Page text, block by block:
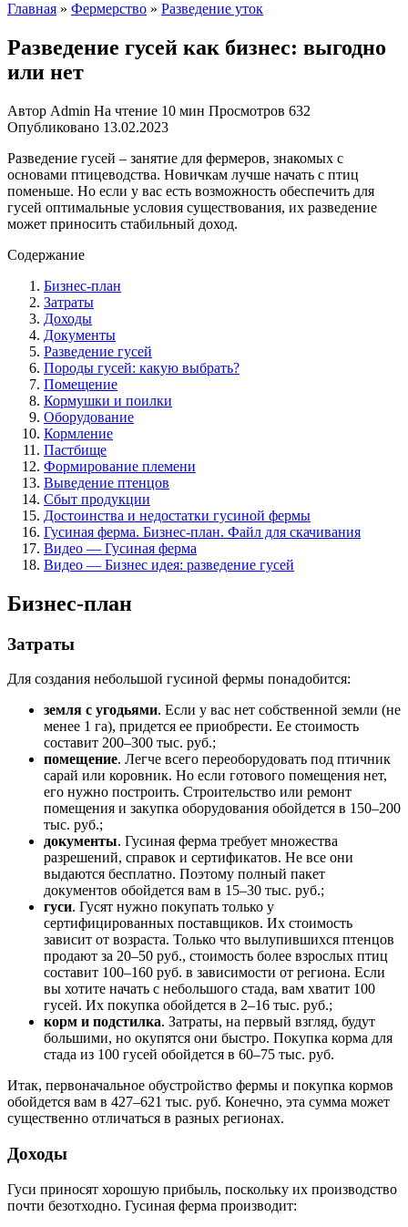
Главная » Фермерство » Разведение уток
Разведение гусей как бизнес: выгодно
или нет
Автор Admin На чтение 10 мин Просмотров 632
Опубликовано 13.02.2023
Разведение гусей – занятие для фермеров, знакомых с
основами птицеводства. Новичкам лучше начать с птиц
поменьше. Но если у вас есть возможность обеспечить для
гусей оптимальные условия существования, их разведение
может приносить стабильный доход.
Содержание
Бизнес-план
Затраты
Доходы
Документы
Разведение гусей
Породы гусей: какую выбрать?
Помещение
Кормушки и поилки
Оборудование
Кормление
Пастбище
Формирование племени
Выведение птенцов
Сбыт продукции
Достоинства и недостатки гусиной фермы
Гусиная ферма. Бизнес-план. Файл для скачивания
Видео — Гусиная ферма
Видео — Бизнес идея: разведение гусей
Бизнес-план
Затраты
Для создания небольшой гусиной фермы понадобится:
земля с угодьями. Если у вас нет собственной земли (не
менее 1 га), придется ее приобрести. Ее стоимость
составит 200–300 тыс. руб.;
помещение. Легче всего переоборудовать под птичник
сарай или коровник. Но если готового помещения нет,
его нужно построить. Строительство или ремонт
помещения и закупка оборудования обойдется в 150–200
тыс. руб.;
документы. Гусиная ферма требует множества
разрешений, справок и сертификатов. Не все они
выдаются бесплатно. Поэтому полный пакет
документов обойдется вам в 15–30 тыс. руб.;
гуси. Гусят нужно покупать только у
сертифицированных поставщиков. Их стоимость
зависит от возраста. Только что вылупившихся птенцов
продают за 20–50 руб., стоимость более взрослых птиц
составит 100–160 руб. в зависимости от региона. Если
вы хотите начать с небольшого стада, вам хватит 100
гусей. Их покупка обойдется в 2–16 тыс. руб.;
корм и подстилка. Затраты, на первый взгляд, будут
большими, но окупятся они быстро. Покупка корма для
стада из 100 гусей обойдется в 60–75 тыс. руб.
Итак, первоначальное обустройство фермы и покупка кормов
обойдется вам в 427–621 тыс. руб. Конечно, эта сумма может
существенно отличаться в разных регионах.
Доходы
Гуси приносят хорошую прибыль, поскольку их производство
почти безотходно. Гусиная ферма производит: